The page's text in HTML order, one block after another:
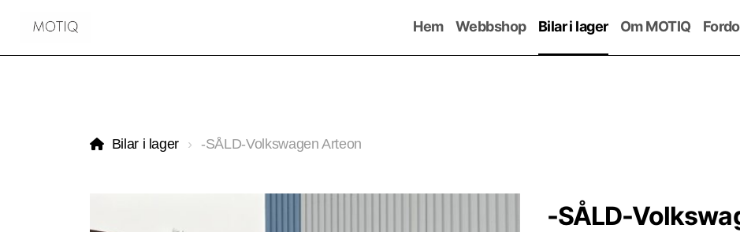
Hem Webbshop Bilar i lager Om MOTIQ
Bilar i lager -SÅLD-Volkswagen Arteon
-SÅLD-